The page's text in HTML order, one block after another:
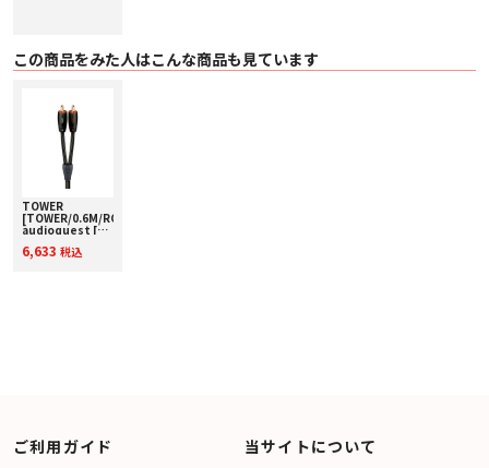
この商品をみた人はこんな商品も見ています
TOWER
[TOWER/0.6M/RCA]
audioquest [オ
ト] アナログイン
6,633 税込
ご利用ガイド 当サイトについて